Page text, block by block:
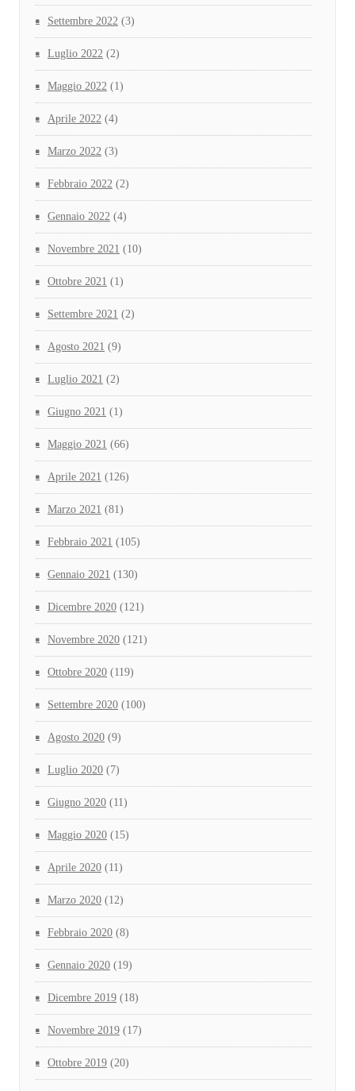
Settembre 2022 (3)
Luglio 2022 (2)
Maggio 2022 (1)
Aprile 2022 (4)
Marzo 2022 (3)
Febbraio 2022 (2)
Gennaio 2022 (4)
Novembre 2021 (10)
Ottobre 2021 (1)
Settembre 2021 (2)
Agosto 2021 (9)
Luglio 2021 (2)
Giugno 2021 (1)
Maggio 2021 (66)
Aprile 2021 (126)
Marzo 2021 (81)
Febbraio 2021 (105)
Gennaio 2021 (130)
Dicembre 2020 (121)
Novembre 2020 (121)
Ottobre 2020 (119)
Settembre 2020 (100)
Agosto 2020 (9)
Luglio 2020 (7)
Giugno 2020 (11)
Maggio 2020 (15)
Aprile 2020 (11)
Marzo 2020 (12)
Febbraio 2020 (8)
Gennaio 2020 (19)
Dicembre 2019 (18)
Novembre 2019 (17)
Ottobre 2019 (20)